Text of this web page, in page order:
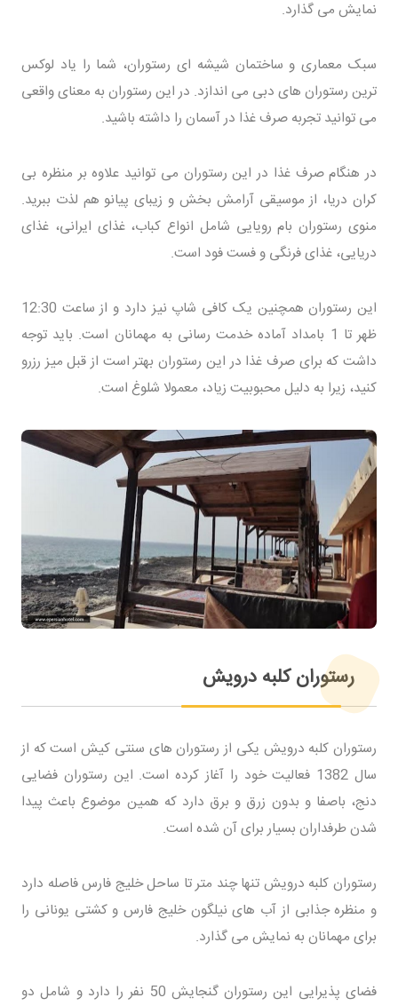
نمایش می گذارد.
سبک معماری و ساختمان شیشه ای رستوران، شما را یاد لوکس
ترین رستوران های دبی می اندازد. در این رستوران به معنای واقعی
می توانید تجربه صرف غذا در آسمان را داشته باشید.
در هنگام صرف غذا در این رستوران می توانید علاوه بر منظره بی
کران دریا، از موسیقی آرامش بخش و زیبای پیانو هم لذت ببرید.
منوی رستوران بام رویایی شامل انواع کباب، غذای ایرانی، غذای
دریایی، غذای فرنگی و فست فود است.
این رستوران همچنین یک کافی شاپ نیز دارد و از ساعت 12:30
ظهر تا 1 بامداد آماده خدمت رسانی به مهمانان است. باید توجه
داشت که برای صرف غذا در این رستوران بهتر است از قبل میز رزرو
کنید، زیرا به دلیل محبوبیت زیاد، معمولا شلوغ است.
رستوران کلبه درویش
رستوران کلبه درویش یکی از رستوران های سنتی کیش است که از
سال 1382 فعالیت خود را آغاز کرده است. این رستوران فضایی
دنج، باصفا و بدون زرق و برق دارد که همین موضوع باعث پیدا
شدن طرفداران بسیار برای آن شده است.
رستوران کلبه درویش تنها چند متر تا ساحل خلیج فارس فاصله دارد
و منظره جذابی از آب های نیلگون خلیج فارس و کشتی یونانی را
برای مهمانان به نمایش می گذارد.
فضای پذیرایی این رستوران گنجایش 50 نفر را دارد و شامل دو